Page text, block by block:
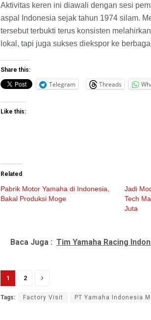
Aktivitas keren ini diawali dengan sesi
aspal Indonesia sejak tahun 1974 silam.
tersebut terbukti terus konsisten
lokal, tapi juga sukses diekspor ke
Share this:
Telegram Threads
Like this:
Related
Pabrik Motor Yamaha di Indonesia,
Bakal Produksi Moge
Jadi
Tech
Juta
Baca Juga : Tim Yamaha Racing
1 2
Tags: Factory Visit PT Yamaha Indonesia